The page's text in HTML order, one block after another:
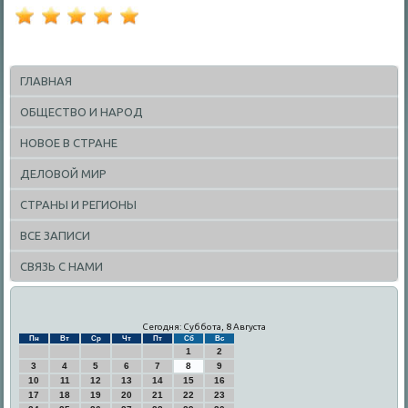
ГЛАВНАЯ
ОБЩЕСТВО И НАРОД
НОВОЕ В СТРАНЕ
ДЕЛОВОЙ МИР
СТРАНЫ И РЕГИОНЫ
ВСЕ ЗАПИСИ
СВЯЗЬ С НАМИ
Сегодня: Суббота, 8 Августа
Пн Вт Ср Чт Пт Сб Вс
1
2
3
4 5 6 7 8
9
10
11 12 13 14 15
16
17
18 19 20 21 22
23